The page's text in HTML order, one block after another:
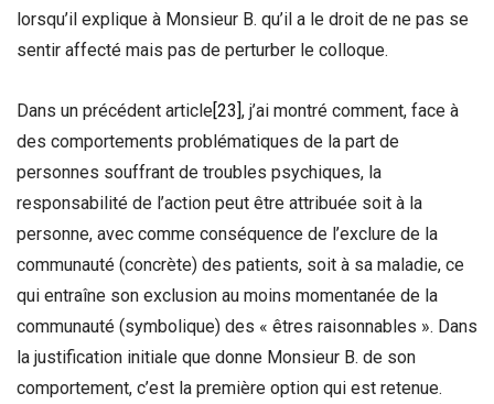
lorsqu’il explique à Monsieur B. qu’il a le droit de ne pas se
sentir affecté mais pas de perturber le colloque.
Dans un précédent article[23], j’ai montré comment, face à
des comportements problématiques de la part de
personnes souffrant de troubles psychiques, la
responsabilité de l’action peut être attribuée soit à la
personne, avec comme conséquence de l’exclure de la
communauté (concrète) des patients, soit à sa maladie, ce
qui entraîne son exclusion au moins momentanée de la
communauté (symbolique) des « êtres raisonnables ». Dans
la justification initiale que donne Monsieur B. de son
comportement, c’est la première option qui est retenue.